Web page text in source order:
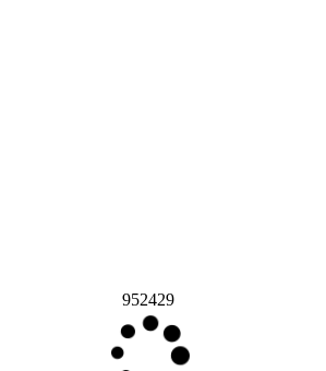
952429